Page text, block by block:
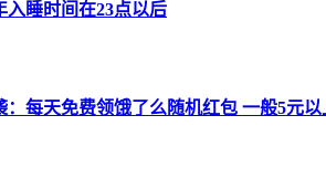
入睡时间在23点以后
：每天免费领饿了么随机红包 一般5元以